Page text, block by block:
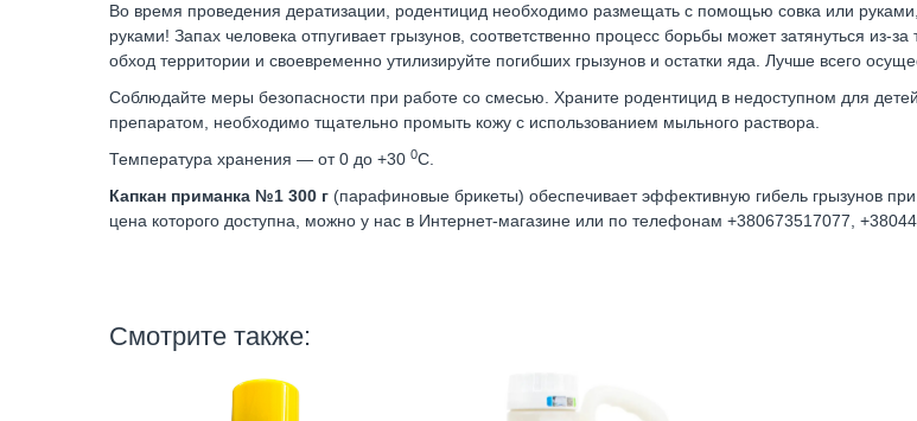
Во время проведения дератизации, родентицид необходимо размещать с помощью совка или
руками! Запах человека отпугивает грызунов, соответственно процесс борьбы может затянуться из-
обход территории и своевременно утилизируйте погибших грызунов и остатки яда. Лучше всего
Соблюдайте меры безопасности при работе со смесью. Храните родентицид в недоступном для
препаратом, необходимо тщательно промыть кожу с использованием мыльного раствора.
Температура хранения — от 0 до +30 0С.
Капкан приманка №1 300 г (парафиновые брикеты) обеспечивает эффективную гибель грызунов
цена которого доступна, можно у нас в Интернет-магазине или по телефонам +380673517077,
Смотрите также: